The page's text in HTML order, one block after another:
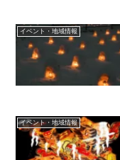
イベント・地域情報
イベント・地域情報